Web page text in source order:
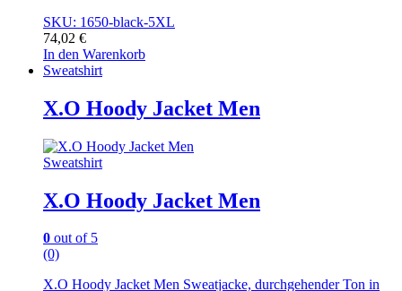
SKU: 1650-black-5XL
74,02 €
In den Warenkorb
Sweatshirt
X.O Hoody Jacket Men
Sweatshirt
X.O Hoody Jacket Men
0 out of 5
(0)
X.O Hoody Jacket Men Sweatjacke, durchgehender Ton in